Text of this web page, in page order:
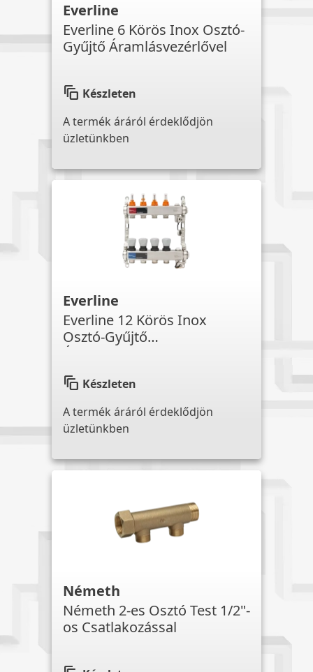
Everline
Everline 6 Körös Inox Osztó-
Gyűjtő Áramlásvezérlővel
auto_awesome_motion Készleten
A termék áráról érdeklődjön
üzletünkben
Everline
Everline 12 Körös Inox
Osztó-Gyűjtő
auto_awesome_motion Készleten
A termék áráról érdeklődjön
üzletünkben
Németh
Németh 2-es Osztó Test 1/2"-
os Csatlakozással